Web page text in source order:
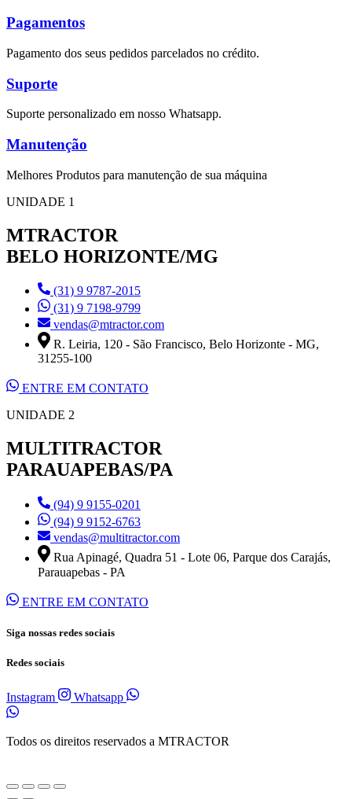
Pagamentos
Pagamento dos seus pedidos parcelados no crédito.
Suporte
Suporte personalizado em nosso Whatsapp.
Manutenção
Melhores Produtos para manutenção de sua máquina
UNIDADE 1
MTRACTOR
BELO HORIZONTE/MG
(31) 9 9787-2015
(31) 9 7198-9799
vendas@mtractor.com
R. Leiria, 120 - São Francisco, Belo Horizonte - MG,
31255-100
ENTRE EM CONTATO
UNIDADE 2
MULTITRACTOR
PARAUAPEBAS/PA
(94) 9 9155-0201
(94) 9 9152-6763
vendas@multitractor.com
Rua Apinagé, Quadra 51 - Lote 06, Parque dos Carajás,
Parauapebas - PA
ENTRE EM CONTATO
Siga nossas redes sociais
Redes sociais
Instagram Whatsapp
Todos os direitos reservados a MTRACTOR